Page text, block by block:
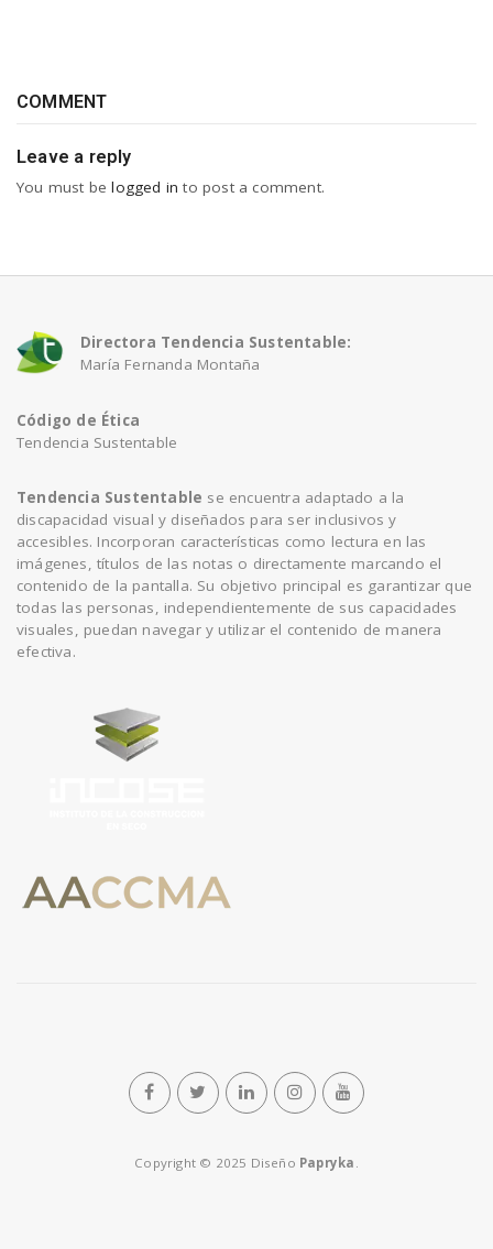
COMMENT
Leave a reply
You must belogged in to post a comment.
Directora Tendencia Sustentable:
María Fernanda Montaña
Código de Ética
Tendencia Sustentable
Tendencia Sustentable se encuentra adaptado a la
discapacidad visual y diseñados para ser inclusivos y
accesibles. Incorporan características como lectura en las
imágenes, títulos de las notas o directamente marcando el
contenido de la pantalla. Su objetivo principal es garantizar que
todas las personas, independientemente de sus capacidades
visuales, puedan navegar y utilizar el contenido de manera
efectiva.
Copyright © 2025 Diseño Papryka .